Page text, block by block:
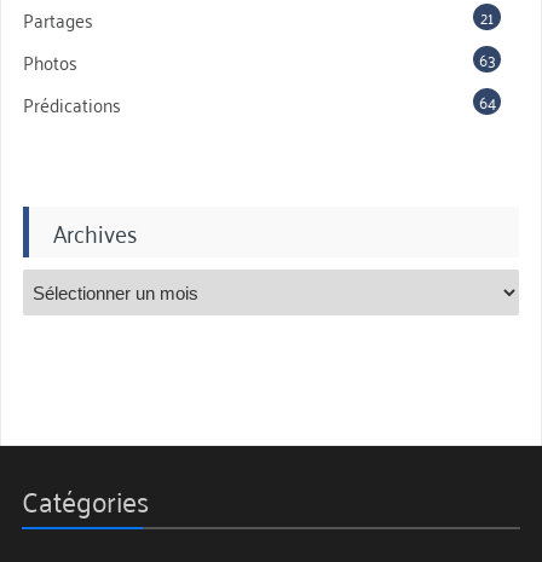
Partages 21
Photos 63
Prédications 64
Archives
Catégories